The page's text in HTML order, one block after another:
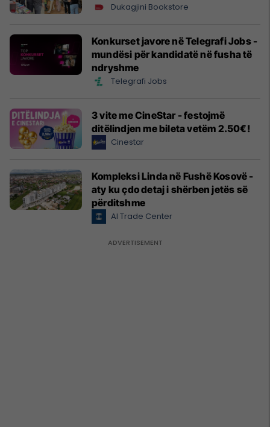
Dukagjini Bookstore
Konkurset javore në Telegrafi Jobs -
mundësi për kandidatë në fusha të
ndryshme
Telegrafi Jobs
3 vite me CineStar - festojmë
ditëlindjen me bileta vetëm 2.50€!
Cinestar
Kompleksi Linda në Fushë Kosovë -
aty ku çdo detaj i shërben jetës së
përditshme
Al Trade Center